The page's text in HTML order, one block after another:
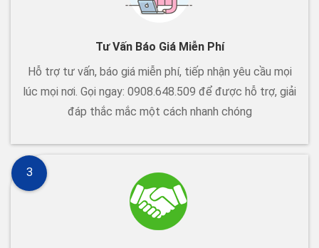
Tư Vấn Báo Giá Miễn Phí
Hỗ trợ tư vấn, báo giá miễn phí, tiếp nhận yêu cầu mọi
lúc mọi nơi. Gọi ngay: 0908.648.509 để được hỗ trợ, giải
đáp thắc mắc một cách nhanh chóng
3